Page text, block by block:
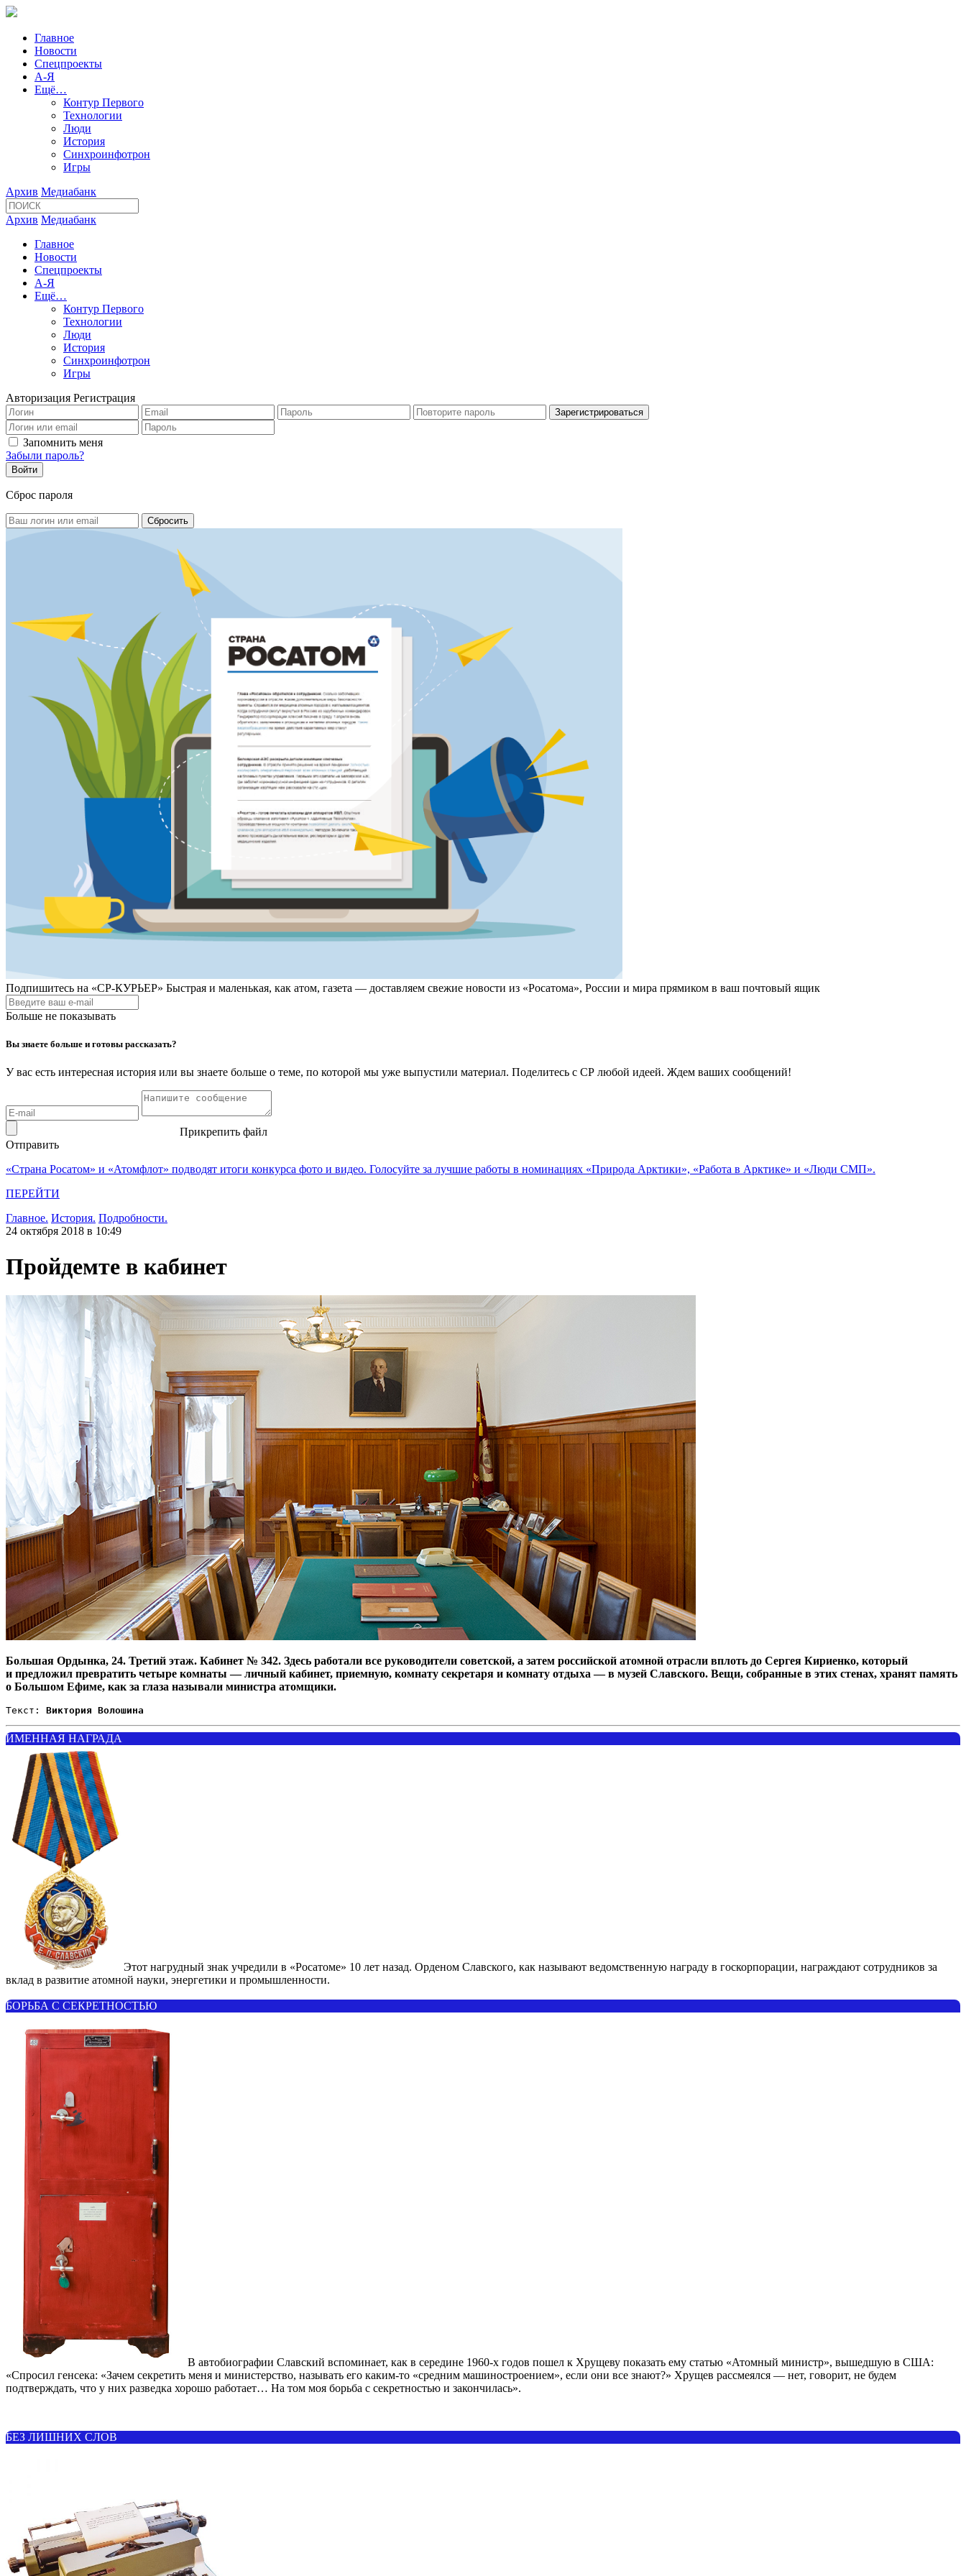
Главное
Новости
Спецпроекты
А-Я
Ещё…
Контур Первого
Технологии
Люди
История
Синхроинфотрон
Игры
Архив Медиабанк
Архив Медиабанк
Главное
Новости
Спецпроекты
А-Я
Ещё…
Контур Первого
Технологии
Люди
История
Синхроинфотрон
Игры
Авторизация Регистрация
Запомнить меня
Забыли пароль?
Сброс пароля
Подпишитесь на «СР-КУРЬЕР» Быстрая и маленькая, как атом, газета — доставляем свежие новости из «Росатома», России и мира прямиком в ваш почтовый ящик
Больше не показывать
Вы знаете больше и готовы рассказать?
У вас есть интересная история или вы знаете больше о теме, по которой мы уже выпустили материал. Поделитесь с СР любой идеей. Ждем ваших сообщений!
Прикрепить файл
Отправить
«Страна Росатом» и «Атомфлот» подводят итоги конкурса фото и видео. Голосуйте за лучшие работы в номинациях «Природа Арктики», «Работа в Арктике» и «Люди СМП».
ПЕРЕЙТИ
Главное. История. Подробности.
24 октября 2018 в 10:49
Пройдемте в кабинет
Большая Ордынка, 24. Третий этаж. Кабинет № 342. Здесь работали все руководители советской, а затем российской атомной отрасли вплоть до Сергея Кириенко, который
и предложил превратить четыре комнаты — личный кабинет, приемную, комнату секретаря и комнату отдыха — в музей Славского. Вещи, собранные в этих стенах, хранят память
о Большом Ефиме, как за глаза называли министра атомщики.
Текст: Виктория Волошина
ИМЕННАЯ НАГРАДА
Этот нагрудный знак учредили в «Росатоме» 10 лет назад. Орденом Славского, как называют ведомственную награду в госкорпорации, награждают сотрудников за
вклад в развитие атомной науки, энергетики и промышленности.
БОРЬБА С СЕКРЕТНОСТЬЮ
В автобиографии Славский вспоминает, как в середине 1960-х годов пошел к Хрущеву показать ему статью «Атомный министр», вышедшую в США:
«Спросил генсека: «Зачем секретить меня и министерство, называть его каким-то «средним машиностроением», если они все знают?» Хрущев рассмеялся — нет, говорит, не будем
подтверждать, что у них разведка хорошо работает… На том моя борьба с секретностью и закончилась».
БЕЗ ЛИШНИХ СЛОВ